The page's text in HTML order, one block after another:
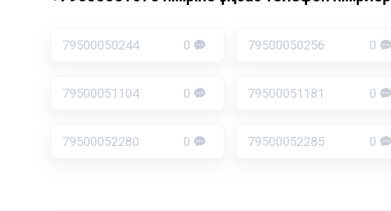
79500050244 0 79500050256 0
79500051104 0 79500051181 0
79500052280 0 79500052285 0